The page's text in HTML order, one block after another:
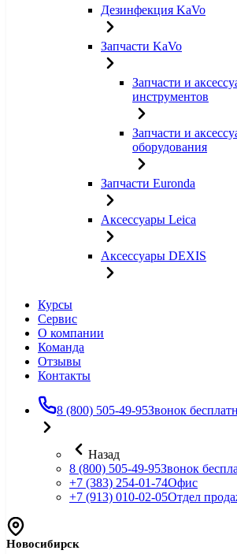
Дезинфекция KaVo
Запчасти KaVo
Запчасти и
инструментов
Запчасти и
оборудования
Запчасти Euronda
Аксессуары Leica
Аксессуары DEXIS
Курсы
Сервис
О компании
Команда
Отзывы
Контакты
8 (800) 505-49-95Звонок
Назад
8 (800) 505-49-95Звонок
+7 (383) 254-01-74Офис
+7 (913) 010-02-05Отдел
Новосибирск